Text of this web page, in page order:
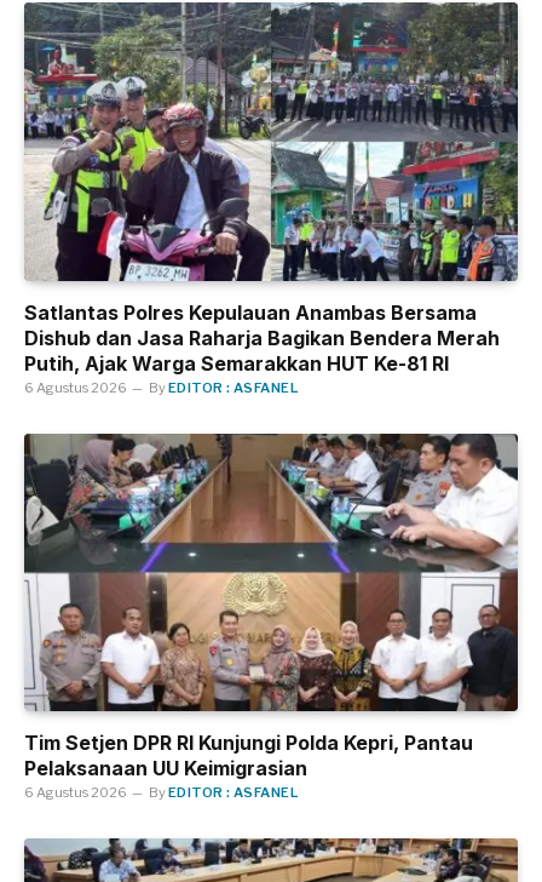
Satlantas Polres Kepulauan Anambas Bersama
Dishub dan Jasa Raharja Bagikan Bendera Merah
Putih, Ajak Warga Semarakkan HUT Ke-81 RI
6 Agustus 2026 ByEDITOR : ASFANEL
Tim Setjen DPR RI Kunjungi Polda Kepri, Pantau
Pelaksanaan UU Keimigrasian
6 Agustus 2026 ByEDITOR : ASFANEL